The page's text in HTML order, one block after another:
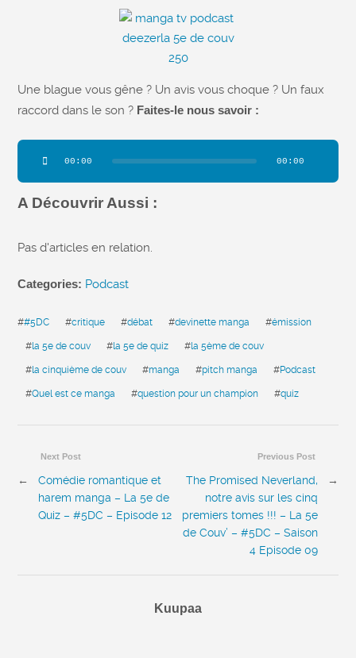
Une blague vous gêne ? Un avis vous choque ? Un faux
raccord dans le son ? Faites-le nous savoir :
Lecteur
audio
00:00 00:00
A Découvrir Aussi :
Pas d'articles en relation.
Categories: Podcast
##5DC #critique #débat #devinette manga #émission
#la 5e de couv #la 5e de quiz #la 5ème de couv
#la cinquième de couv #manga #pitch manga #Podcast
#Quel est ce manga #question pour un champion #quiz
Previous Post
The Promised Neverland,
notre avis sur les cinq
premiers tomes !!! – La 5e
de Couv’ – #5DC – Saison
4 Episode 09
→
Next Post
←
Comédie romantique et
harem manga – La 5e de
Quiz – #5DC – Episode 12
Kuupaa